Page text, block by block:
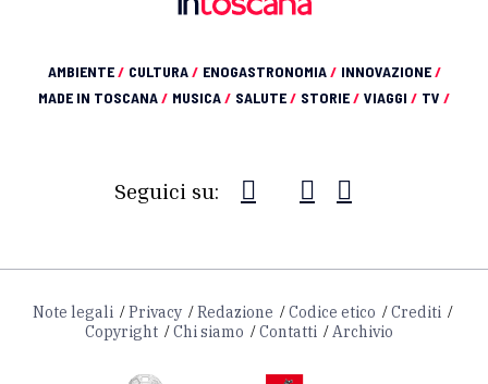
AMBIENTE/ CULTURA/ ENOGASTRONOMIA/ INNOVAZIONE/
MADE IN TOSCANA/ MUSICA/ SALUTE/ STORIE/ VIAGGI / TV /
Seguici su:
Note legali Privacy Redazione Codice etico
Crediti
Copyright
Chi siamo Contatti Archivio